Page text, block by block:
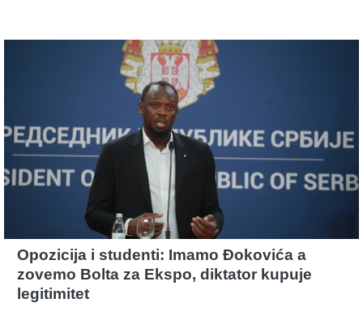
Opozicija i studenti: Imamo Đokovića a
zovemo Bolta za Ekspo, diktator kupuje
legitimitet